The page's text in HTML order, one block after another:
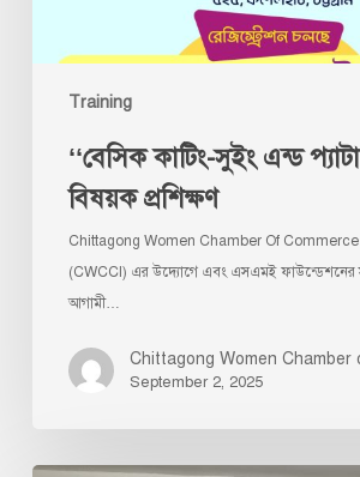
Training
‘‘বেসিক কাটিং-সুইং এন্ড
বিষয়ক প্রশিক্ষণ
Chittagong Women Chamber Of
(CWCCI) এর উদ্যোগে এবং এসএমই ফাউন্ডেশনের
আগামী…
Chittagong Women Chamber
September 2, 2025